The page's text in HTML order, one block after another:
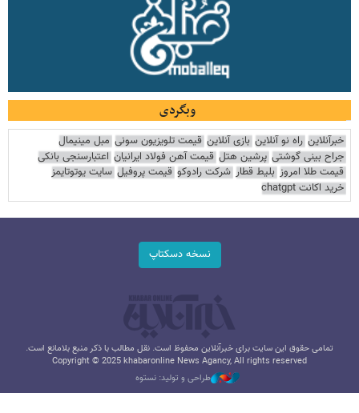
وبگردی
خبرآنلاین راه نو آنلاین بازی آنلاین قیمت تلویزیون سونی مبل مینیمال
جراح بینی گوشتی پرشین هتل قیمت آهن فولاد ایرانیان اعتبارسنجی بانکی
قیمت طلا امروز بلیط قطار شرکت رادوکو قیمت پروفیل سایت یوتوتایمز
خرید اکانت chatgpt
نسخه دسکتاپ
تمامی حقوق این سایت برای خبرآنلاین محفوظ است. نقل مطالب با ذکر منبع بلامانع است.
Copyright © 2025 khabaronline News Agancy, All rights reserved
طراحی و تولید: نستوه